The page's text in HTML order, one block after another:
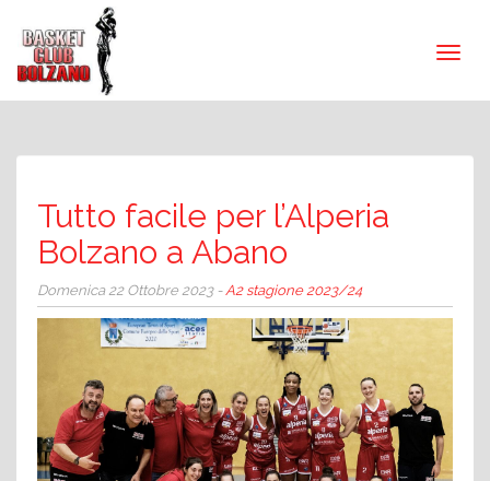
Tutto facile per l’Alperia
Bolzano a Abano
Domenica 22 Ottobre 2023 -A2 stagione 2023/24